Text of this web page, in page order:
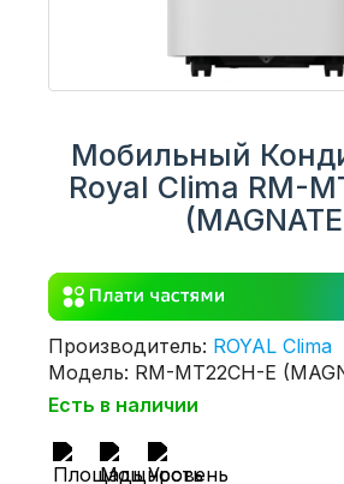
Мобильный
Royal Clima RM-
Производитель: ROYAL Clima
Модель: RM-MT22CH-E
Есть в наличии